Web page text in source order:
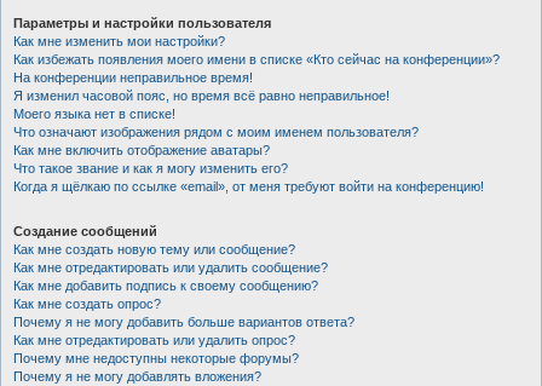
Параметры и настройки пользователя
Как мне изменить мои настройки?
Как избежать появления моего имени в списке «Кто сейчас на конференции»?
На конференции неправильное время!
Я изменил часовой пояс, но время всё равно неправильное!
Моего языка нет в списке!
Что означают изображения рядом с моим именем пользователя?
Как мне включить отображение аватары?
Что такое звание и как я могу изменить его?
Когда я щёлкаю по ссылке «email», от меня требуют войти на конференцию!
Создание сообщений
Как мне создать новую тему или сообщение?
Как мне отредактировать или удалить сообщение?
Как мне добавить подпись к своему сообщению?
Как мне создать опрос?
Почему я не могу добавить больше вариантов ответа?
Как мне отредактировать или удалить опрос?
Почему мне недоступны некоторые форумы?
Почему я не могу добавлять вложения?